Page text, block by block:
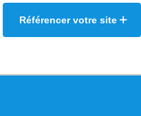
Référencer votre site